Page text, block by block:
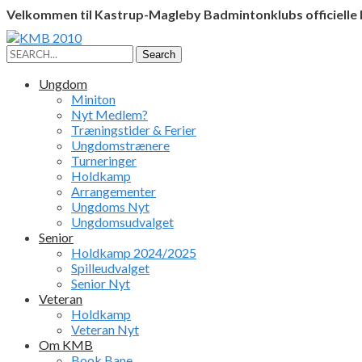
Velkommen til Kastrup-Magleby Badmintonklubs officielle
Facebook
Profile
Instagram
Profile
Search
for:
Search
Ungdom
Miniton
Nyt Medlem?
Træningstider & Ferier
Ungdomstrænere
Turneringer
Holdkamp
Arrangementer
Ungdoms Nyt
Ungdomsudvalget
Senior
Holdkamp 2024/2025
Spilleudvalget
Senior Nyt
Veteran
Holdkamp
Veteran Nyt
Om KMB